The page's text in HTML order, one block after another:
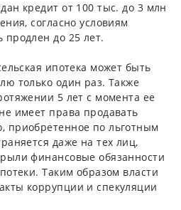
кредит от 100 тыс. до 3 млн
согласно условиям
до 25 лет.
ипотека может быть
только один раз. Также
5 лет с момента ее
имеет права продавать
приобретенное по льготным
даже на тех лиц,
финансовые обязанности
Таким образом власти
коррупции и спекуляции